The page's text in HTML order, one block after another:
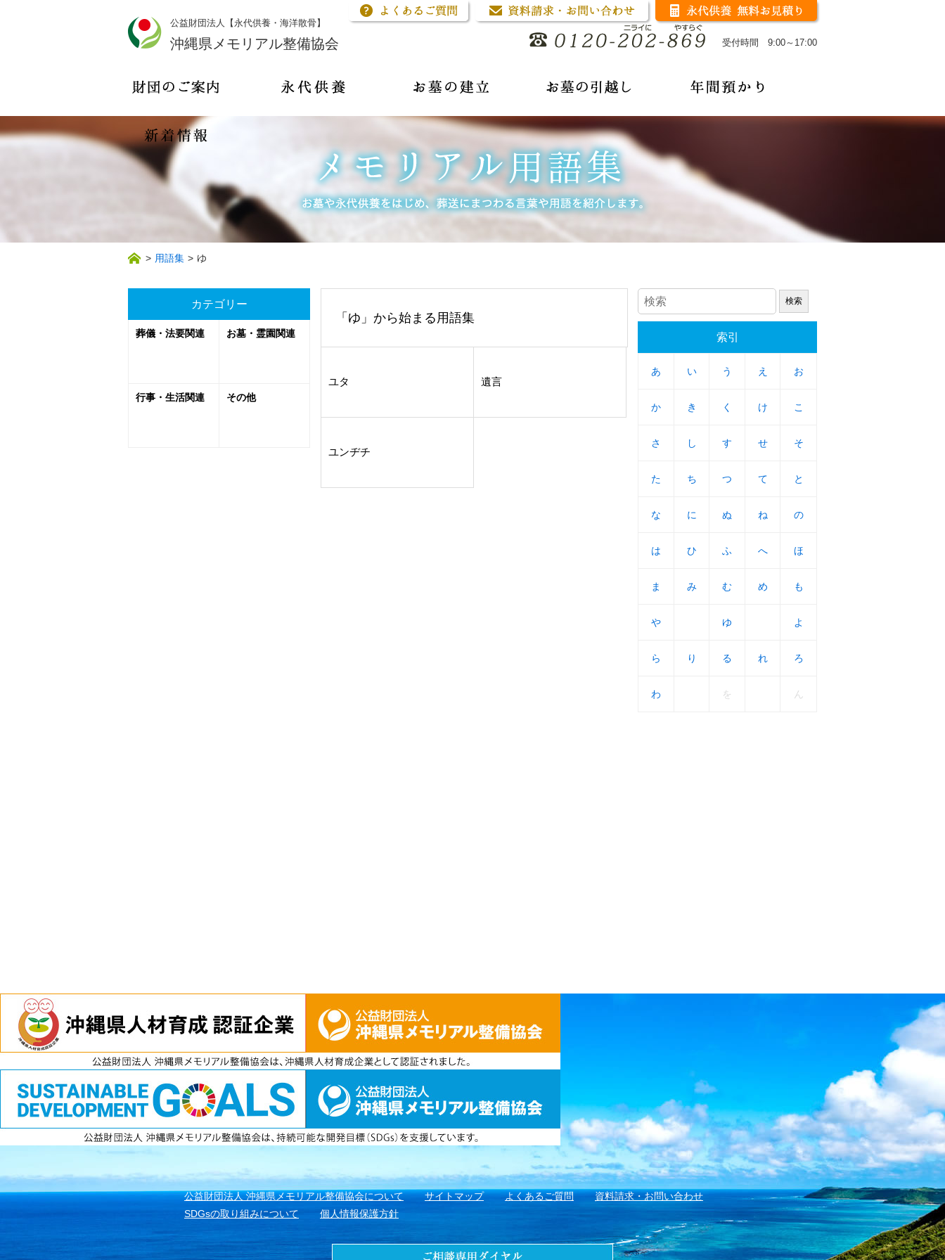
公益財団法人【永代供養・海洋散骨】
沖縄県メモリアル整備協会 受付時間 9:00～17:00
> 用語集 > ゆ
「ゆ」から始まる用語集
ユタ 遺言
ユンヂチ
カテゴリー
葬儀・法要関連 お墓・霊園関連
行事・生活関連 その他
索引
あ
あ い
い う
う え
え お
お
か
か き
き く
く け
け こ
こ
さ
さ し
し す
す せ
せ そ
そ
た
た ち
ち つ
つ て
て と
と
な
な に
に ぬ
ぬ ね
ね の
の
は
は ひ
ひ ふ
ふ へ
へ ほ
ほ
ま
ま み
み む
む め
め も
も
や
や ゆ
ゆ よ
よ
ら
ら り
り る
る れ
れ ろ
ろ
わ
わ を ん
公益財団法人 沖縄県メモリアル整備協会について サイトマップ よくあるご質問
資料請求・お問い合わせ
SDGsの取り組みについて
個人情報保護方針
電話
資料請求
無料見積もり